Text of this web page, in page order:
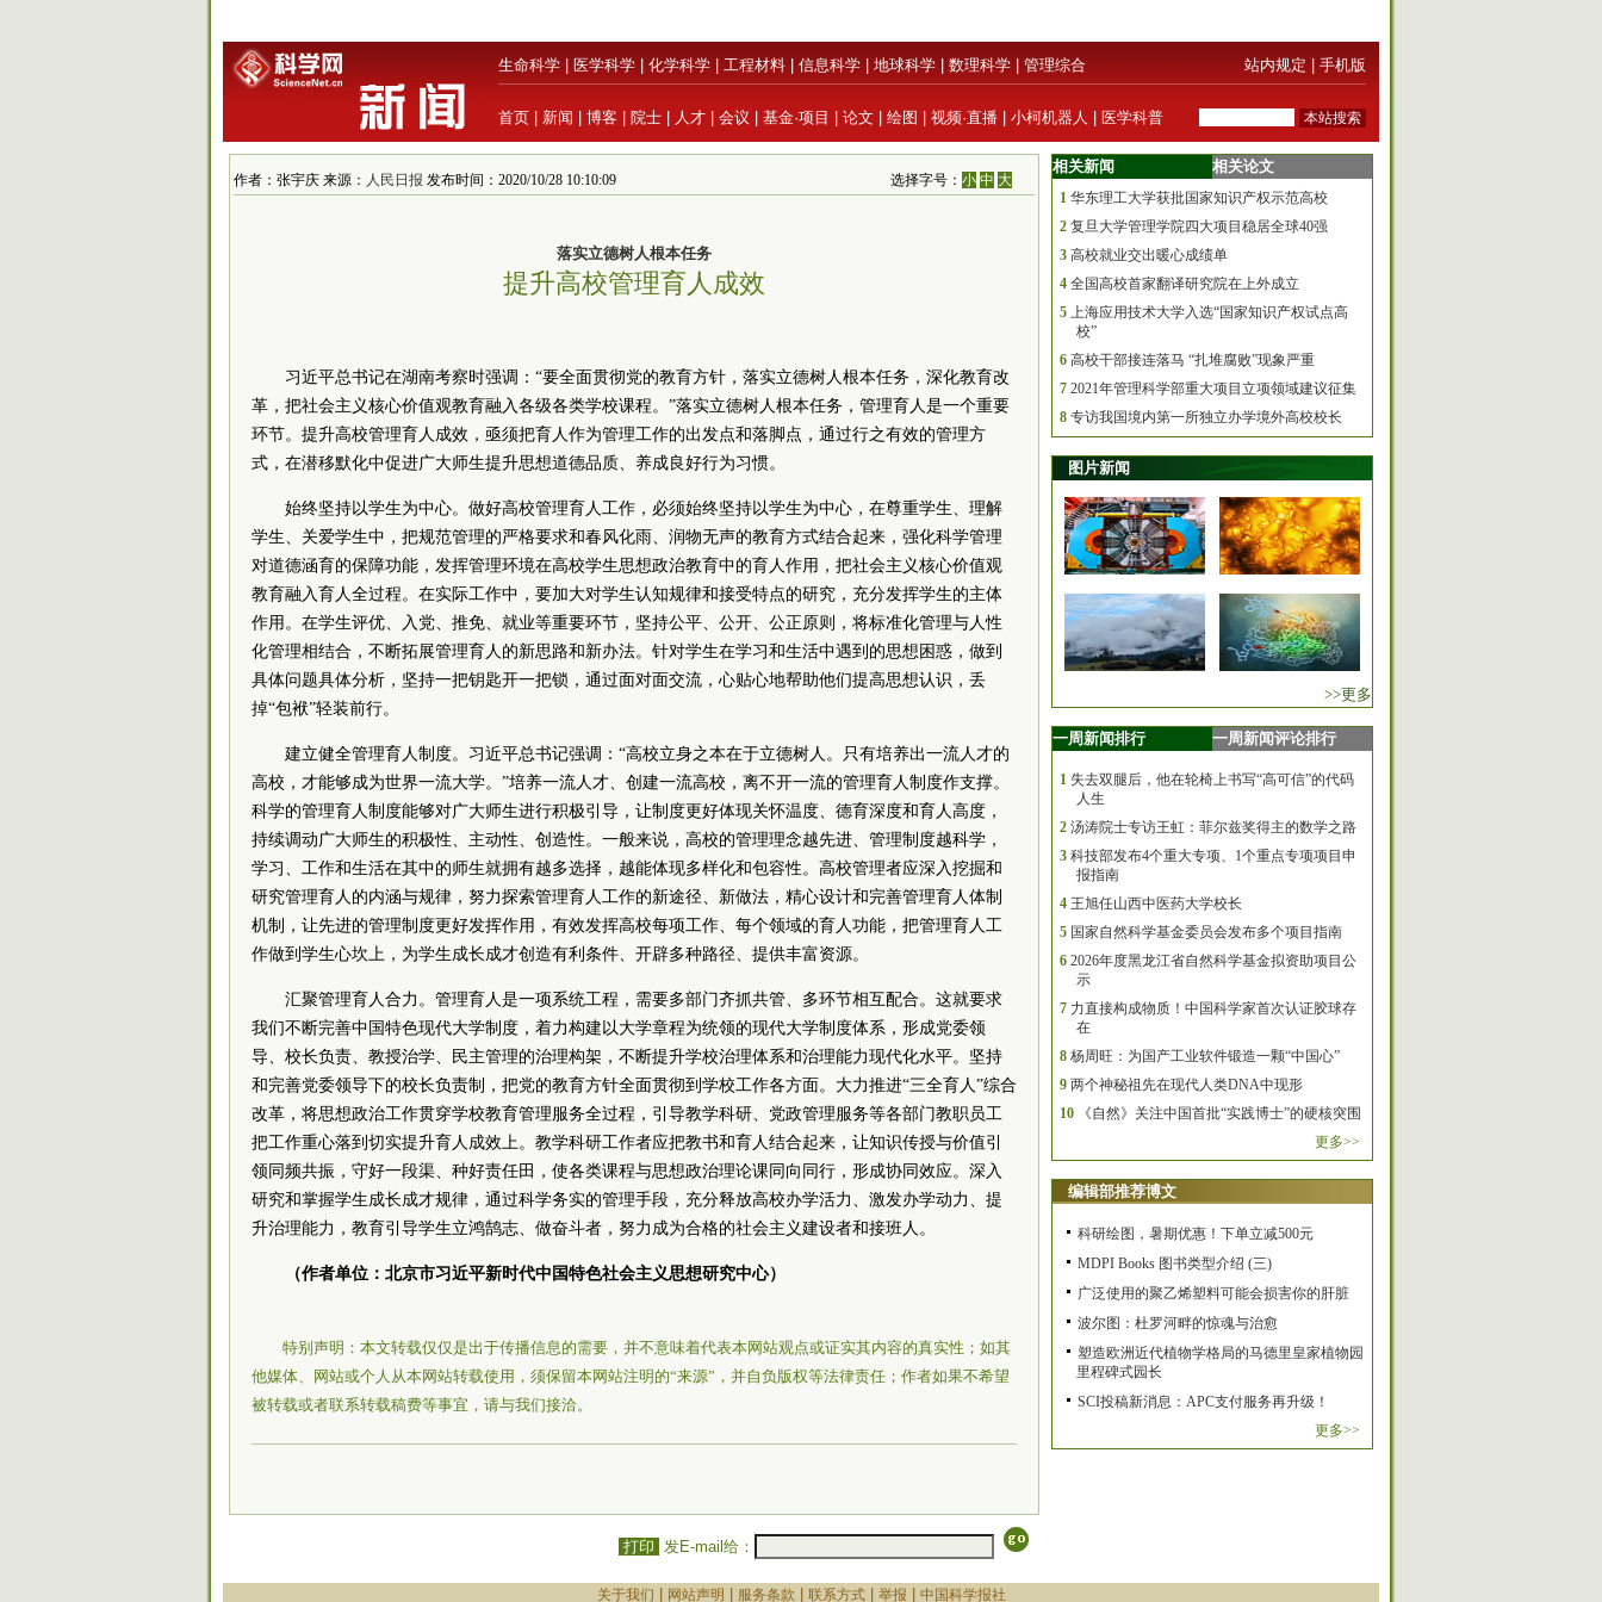
生命科学 医学科学 化学科学 工程材料 信息科学 地球科学 数理科学 管理综合 站内规定 手机版
首页 新闻 博客 院士 人才 会议 基金·项目 论文 绘图 视频·直播 小柯机器人 医学科普
作者：张宇庆 来源： 人民日报 发布时间：2020/10/28 10:10:09 选择字号：小 中 大
落实立德树人根本任务
提升高校管理育人成效
习 近平总书记在湖南考察时强调：“要全面贯彻党的教育方针，落实立德树人根本任务，深化教育改
革，把社会主义核心价值观教育融入各级各类学校课程。”落实立德树人根本任务，管理育人是一个重要
环节。提升高校管理育人成效，亟须把育人作为管理工作的出发点和落脚点，通过行之有效的管理方
式，在潜移默化中促进广大师生提升思想道德品质、养成良好行为习惯。
始终坚持以学生为中心。做好高校管理育人工作，必须始终坚持以学生为中心，在尊重学生、理解
学生、关爱学生中，把规范管理的严格要求和春风化雨、润物无声的教育方式结合起来，强化科学管理
对道德涵育的保障功能，发挥管理环境在高校学生思想政治教育中的育人作用，把社会主义核心价值观
教育融入育人全过程。在实际工作中，要加大对学生认知规律和接受特点的研究，充分发挥学生的主体
作用。在学生评优、入党、推免、就业等重要环节，坚持公平、公开、公正原则，将标准化管理与人性
化管理相结合，不断拓展管理育人的新思路和新办法。针对学生在学习和生活中遇到的思想困惑，做到
具体问题具体分析，坚持一把钥匙开一把锁，通过面对面交流，心贴心地帮助他们提高思想认识，丢
掉“包袱”轻装前行。
建立健全管理育人制度。 习 近平总书记强调：“高校立身之本在于立德树人。只有培养出一流人才的
高校，才能够成为世界一流大学。”培养一流人才、创建一流高校，离不开一流的管理育人制度作支撑。
科学的管理育人制度能够对广大师生进行积极引导，让制度更好体现关怀温度、德育深度和育人高度，
持续调动广大师生的积极性、主动性、创造性。一般来说，高校的管理理念越先进、管理制度越科学，
学习、工作和生活在其中的师生就拥有越多选择，越能体现多样化和包容性。高校管理者应深入挖掘和
研究管理育人的内涵与规律，努力探索管理育人工作的新途径、新做法，精心设计和完善管理育人体制
机制，让先进的管理制度更好发挥作用，有效发挥高校每项工作、每个领域的育人功能，把管理育人工
作做到学生心坎上，为学生成长成才创造有利条件、开辟多种路径、提供丰富资源。
汇聚管理育人合力。管理育人是一项系统工程，需要多部门齐抓共管、多环节相互配合。这就要求
我们不断完善中国特色现代大学制度，着力构建以大学章程为统领的现代大学制度体系，形成党委领
导、校长负责、教授治学、
民主管理的治理构架，不断提升学校治理体系和治理能力现代化水平。坚持
和完善党委领导下的校长负责制，把党的教育方针全面贯彻到学校工作各方面。大力推进“三全育人”综合
改革，将思想政治工作贯穿学校教育管理服务全过程，引导教学科研、党政管理服务等各部门教职员工
把工作重心落到切实提升育人成效上。教学科研工作者应把教书和育人结合起来，让知识传授与价值引
领同频共振，守好一段渠、种好责任田，使各类课程与思想政治理论课同向同行，形成协同效应。深入
研究和掌握学生成长成才规律，通过科学务实的管理手段，充分释放高校办学活力、激发办学动力、提
升治理能力，教育引导学生立鸿鹄志、做奋斗者，努力成为合格的社会主义建设者和接班人 。
（作者单位：北京市习 近平新时代中国特色社会主义思想研究中心）
特别声明：本文转载仅仅是出于传播信息的需要，并不意味着代表本网站观点或证实其内容的真实性；如其
他媒体、网站或个人从本网站转载使用，须保留本网站注明的“来源”，并自负版权等法律责任；作者如果不希望
被转载或者联系转载稿费等事宜，请与我们接洽。
打印 发E-mail给：
相关新闻 相关论文
1 华东理工大学获批国家知识产权示范高校
2 复旦大学管理学院四大项目稳居全球40强
3 高校就业交出暖心成绩单
4 全国高校首家翻译研究院在上外成立
5 上海应用技术大学入选“国家知识产权试点高
校”
6 高校干部接连落马 “扎堆腐败”现象严重
7 2021年管理科学部重大项目立项领域建议征集
8 专访我国境内第一所独立办学境外高校校长
图片新闻
>>更多
一周新闻排行 一周新闻评论排行
1 失去双腿后，他在轮椅上书写“高可信”的代码
人生
2 汤涛院士专访王虹：菲尔兹奖得主的数学之路
3 科技部发布4个重大专项、1个重点专项项目申
报指南
4 王旭任山西中医药大学校长
5 国家自然科学基金委员会发布多个项目指南
6 2026年度黑龙江省自然科学基金拟资助项目公
示
7 力直接构成物质！中国科学家首次认证胶球存
在
8 杨周旺：为国产工业软件锻造一颗“中国心”
9 两个神秘祖先在现代人类DNA中现形
10
《自然》关注中国首批“实践博士”的硬核突围
更多>>
编辑部推荐博文
科研绘图，暑期优惠！下单立减500元
MDPI Books 图书类型介绍 (三)
广泛使用的聚乙烯塑料可能会损害你的肝脏
波尔图：杜罗河畔的惊魂与治愈
塑造欧洲近代植物学格局的马德里皇家植物园
里程碑式园长
SCI投稿新消息：APC支付服务再升级！
更多>>
关于我们 网站声明 服务条款 联系方式| 举报 中国科学报社